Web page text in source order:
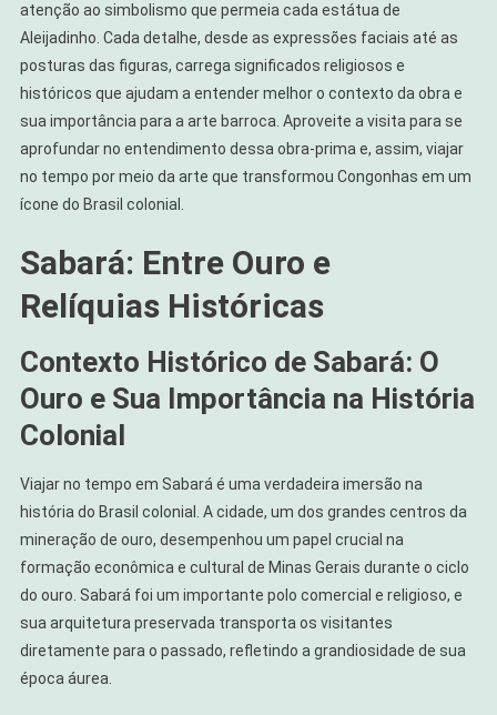
atenção ao simbolismo que permeia cada estátua de
Aleijadinho. Cada detalhe, desde as expressões faciais até as
posturas das figuras, carrega significados religiosos e
históricos que ajudam a entender melhor o contexto da obra e
sua importância para a arte barroca. Aproveite a visita para se
aprofundar no entendimento dessa obra-prima e, assim, viajar
no tempo por meio da arte que transformou Congonhas em um
ícone do Brasil colonial.
Sabará: Entre Ouro e
Relíquias Históricas
Contexto Histórico de Sabará: O
Ouro e Sua Importância na História
Colonial
Viajar no tempo em Sabará é uma verdadeira imersão na
história do Brasil colonial. A cidade, um dos grandes centros da
mineração de ouro, desempenhou um papel crucial na
formação econômica e cultural de Minas Gerais durante o ciclo
do ouro. Sabará foi um importante polo comercial e religioso, e
sua arquitetura preservada transporta os visitantes
diretamente para o passado, refletindo a grandiosidade de sua
época áurea.